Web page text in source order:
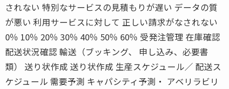
されない 特別なサービスの見積もりが遅い データの質
が悪い 利用サービスに対して 正しい請求がなされない
0％ 10％ 20％ 30％ 40％ 50％ 60％ 受発注管理 在庫確認
配送状況確認 輸送（ブッキング、 申し込み、必要書
類） 送り状作成 送り状作成 生産スケジュール／ 配送ス
ケジュール 需要予測 キャパシティ予測・ アベリラビリ